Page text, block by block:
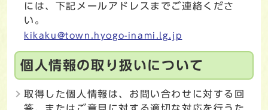
には、下記メールアドレスまでご連絡くださ
い。
kikaku@town.hyogo-inami.lg.jp
個人情報の取り扱いについて
取得した個人情報は、お問い合わせに対する回
答、またはご意見に対する適切な対応を行うた